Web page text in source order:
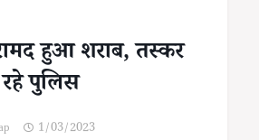
हुआ शराब, तस्कर
पुलिस
1/03/2023